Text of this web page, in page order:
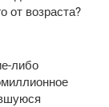
от возраста?
либо